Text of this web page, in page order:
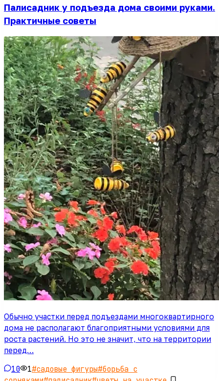
Палисадник у подъезда дома своими руками.
Практичные советы
Обычно участки перед подъездами многоквартирного
дома не располагают благоприятными условиями для
роста растений. Но это не значит, что на территории
перед…
10 1#садовые фигуры#борьба с